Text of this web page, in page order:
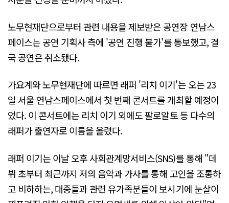
노무현재단으로부터 관련 내용을 제보받은 공연장 연남스
페이스는 공연 기획사 측에 '공연 진행 불가'를 통보했고, 결
국 공연은 취소됐다.
가요계와 노무현재단에 따르면 래퍼 '리치 이기'는 오는 23
일 서울 연남스페이스에서 첫 번째 콘서트를 개최할 예정이
었다. 이 콘서트에는 리치 이기 외에도 팔로알토 등 다수의
래퍼가 출연자로 이름을 올렸다.
래퍼 이기는 이날 오후 사회관계망서비스(SNS)를 통해 "데
뷔 초부터 최근까지 저의 음악과 가사를 통해 고인을 조롱하
고 비하하는, 대중들과 관련 유가족분들이 보시기에 눈살이